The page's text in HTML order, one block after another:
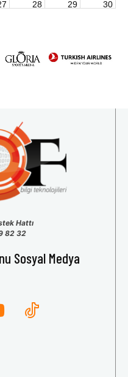
28 29 30
Hattı
82 32
Sosyal Medya